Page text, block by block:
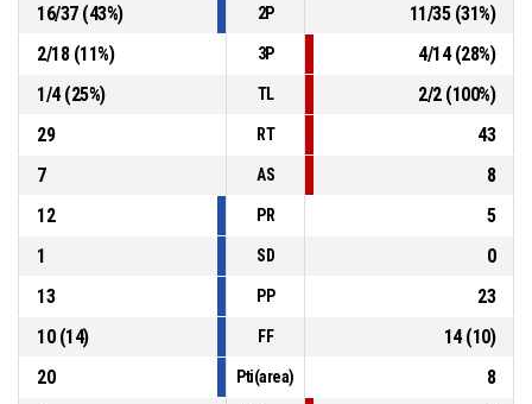
P4 00:15 , Fallo personale
21, Pellegrini M. , Palla recuperata P4 00:21
16/37(43%) 2P 11/35(31%)
2/18(11%) 3P 4/14(28%)
1/4(25%) TL 2/2(100%)
29
RT
43
7
AS
8
12
PR
5
1
SD
0
13
PP
23
10(14) FF 14(10)
20
Pti(area)
8